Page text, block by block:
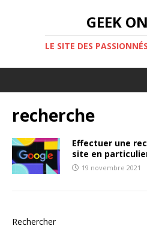
GEEK
LE SITE DES
recherche
Effectuer une
site en
19 novembre 2021
Rechercher